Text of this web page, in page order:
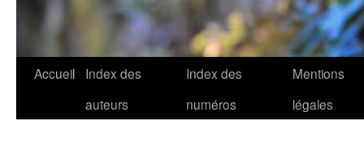
Accueil
Index des
auteurs
Index des
numéros
Mentions
légales